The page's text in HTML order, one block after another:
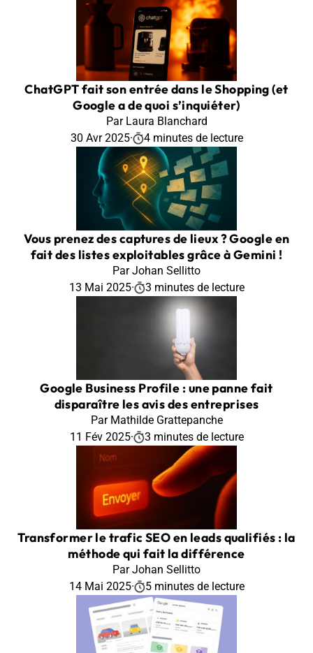
ChatGPT fait son entrée dans le Shopping (et
Google a de quoi s’inquiéter)
Par Laura Blanchard
30 Avr 2025· 4 minutes de lecture
Vous prenez des captures de lieux ? Google en
fait des listes exploitables grâce à Gemini !
Par Johan Sellitto
13 Mai 2025· 3 minutes de lecture
Google Business Profile : une panne fait
disparaître les avis des entreprises
Par Mathilde Grattepanche
11 Fév 2025· 3 minutes de lecture
Transformer le trafic SEO en leads qualifiés : la
méthode qui fait la différence
Par Johan Sellitto
14 Mai 2025· 5 minutes de lecture